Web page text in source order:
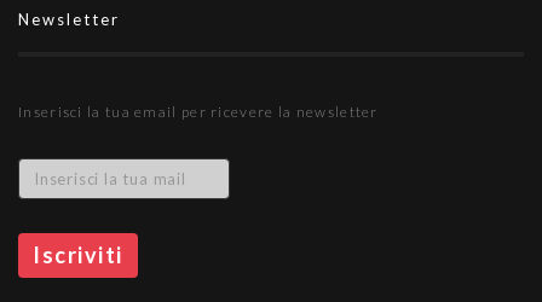
Newsletter
Inserisci la tua email per ricevere la newsletter